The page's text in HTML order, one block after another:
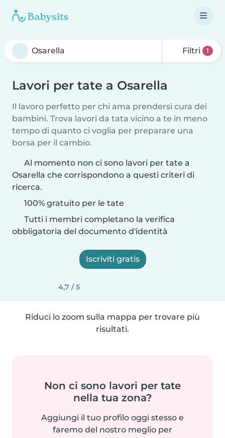
Filtri 1
Lavori per tate a Osarella
Il lavoro perfetto per chi ama prendersi cura dei
bambini. Trova lavori da tata vicino a te in meno
tempo di quanto ci voglia per preparare una
borsa per il cambio.
Al momento non ci sono lavori per tate a
Osarella che corrispondono a questi criteri di
ricerca.
100% gratuito per le tate
Tutti i membri completano la verifica
obbligatoria del documento d'identità
Iscriviti gratis
4,7 / 5
Riduci lo zoom sulla mappa per trovare più
risultati.
Non ci sono lavori per tate
nella tua zona?
Aggiungi il tuo profilo oggi stesso e
faremo del nostro meglio per